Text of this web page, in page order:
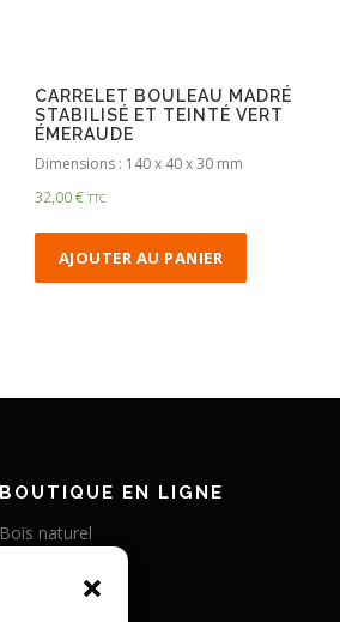
CARRELET BOULEAU MADRÉ
STABILISÉ ET TEINTÉ VERT
ÉMERAUDE
Dimensions : 140 x 40 x 30 mm
32,00€ TTC
AJOUTER AU PANIER
BOUTIQUE EN LIGNE
Bois naturel